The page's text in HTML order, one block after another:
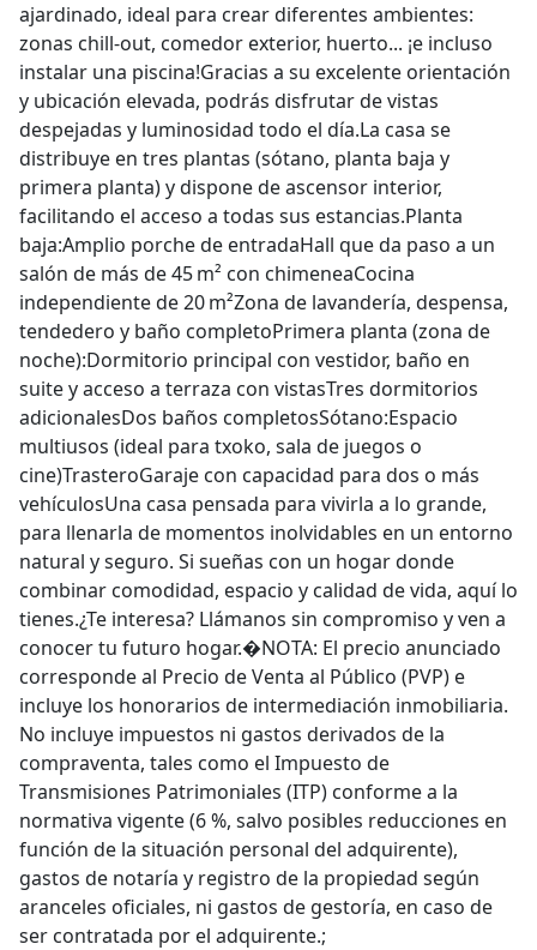
ajardinado, ideal para crear diferentes ambientes:
zonas chill-out, comedor exterior, huerto... ¡e incluso
instalar una piscina!Gracias a su excelente orientación
y ubicación elevada, podrás disfrutar de vistas
despejadas y luminosidad todo el día.La casa se
distribuye en tres plantas (sótano, planta baja y
primera planta) y dispone de ascensor interior,
facilitando el acceso a todas sus estancias.Planta
baja:Amplio porche de entradaHall que da paso a un
salón de más de 45 m² con chimeneaCocina
independiente de 20 m²Zona de lavandería, despensa,
tendedero y baño completoPrimera planta (zona de
noche):Dormitorio principal con vestidor, baño en
suite y acceso a terraza con vistasTres dormitorios
adicionalesDos baños completosSótano:Espacio
multiusos (ideal para txoko, sala de juegos o
cine)TrasteroGaraje con capacidad para dos o más
vehículosUna casa pensada para vivirla a lo grande,
para llenarla de momentos inolvidables en un entorno
natural y seguro. Si sueñas con un hogar donde
combinar comodidad, espacio y calidad de vida, aquí lo
tienes.¿Te interesa? Llámanos sin compromiso y ven a
conocer tu futuro hogar.�NOTA: El precio anunciado
corresponde al Precio de Venta al Público (PVP) e
incluye los honorarios de intermediación inmobiliaria.
No incluye impuestos ni gastos derivados de la
compraventa, tales como el Impuesto de
Transmisiones Patrimoniales (ITP) conforme a la
normativa vigente (6 %, salvo posibles reducciones en
función de la situación personal del adquirente),
gastos de notaría y registro de la propiedad según
aranceles oficiales, ni gastos de gestoría, en caso de
ser contratada por el adquirente.;